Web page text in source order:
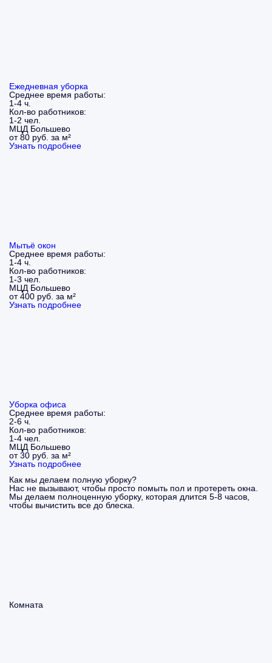
Ежедневная уборка
Среднее время работы:
1-4 ч.
Кол-во работников:
1-2 чел.
МЦД Большево
от 80 руб. за м²
Узнать подробнее
Мытьё окон
Среднее время работы:
1-4 ч.
Кол-во работников:
1-3 чел.
МЦД Большево
от 400 руб. за м²
Узнать подробнее
Уборка офиса
Среднее время работы:
2-6 ч.
Кол-во работников:
1-4 чел.
МЦД Большево
от 30 руб. за м²
Узнать подробнее
Как мы делаем полную уборку?
Нас не вызывают, чтобы просто помыть пол и протереть окна.
Мы делаем полноценную уборку, которая длится 5-8 часов,
чтобы вычистить все до блеска.
Комната